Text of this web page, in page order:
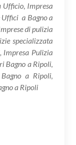
Ufficio, Impresa
a Bagno a
di pulizia
specializzata
Impresa Pulizia
Bagno a Ripoli,
a Ripoli,
a Ripoli